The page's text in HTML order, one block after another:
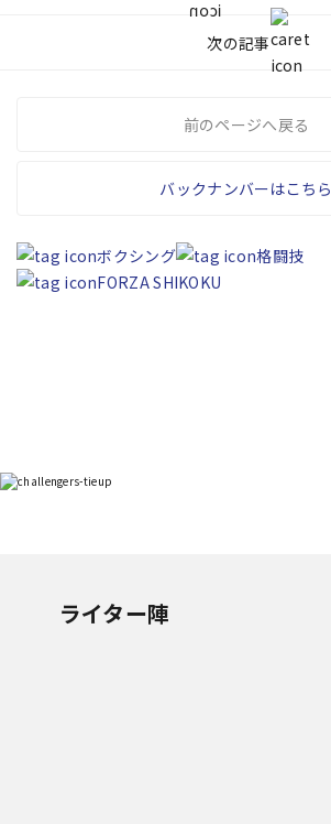
次の記事
前のページへ戻る
バックナンバーはこちら
ボクシング
格闘技
FORZA SHIKOKU
ライター陣